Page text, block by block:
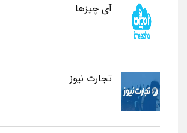
آی چیزها
تجارت نیوز